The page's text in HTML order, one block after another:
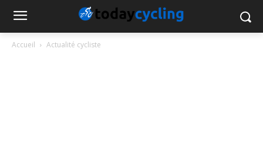
Accueil Actualité cycliste